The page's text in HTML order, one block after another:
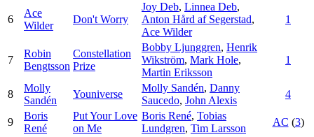
6
Ace
Wilder
Don't Worry
Joy Deb, Linnea Deb,
Anton Hård af Segerstad,
Ace Wilder
1
7
Robin
Bengtsson
Constellation
Prize
Bobby Ljunggren, Henrik
Wikström, Mark Hole,
Martin Eriksson
1
8
Molly
Sandén
Youniverse
Molly Sandén, Danny
Saucedo, John Alexis
4
9
Boris
René
Put Your Love
on Me
Boris René, Tobias
Lundgren, Tim Larsson
AC (3)